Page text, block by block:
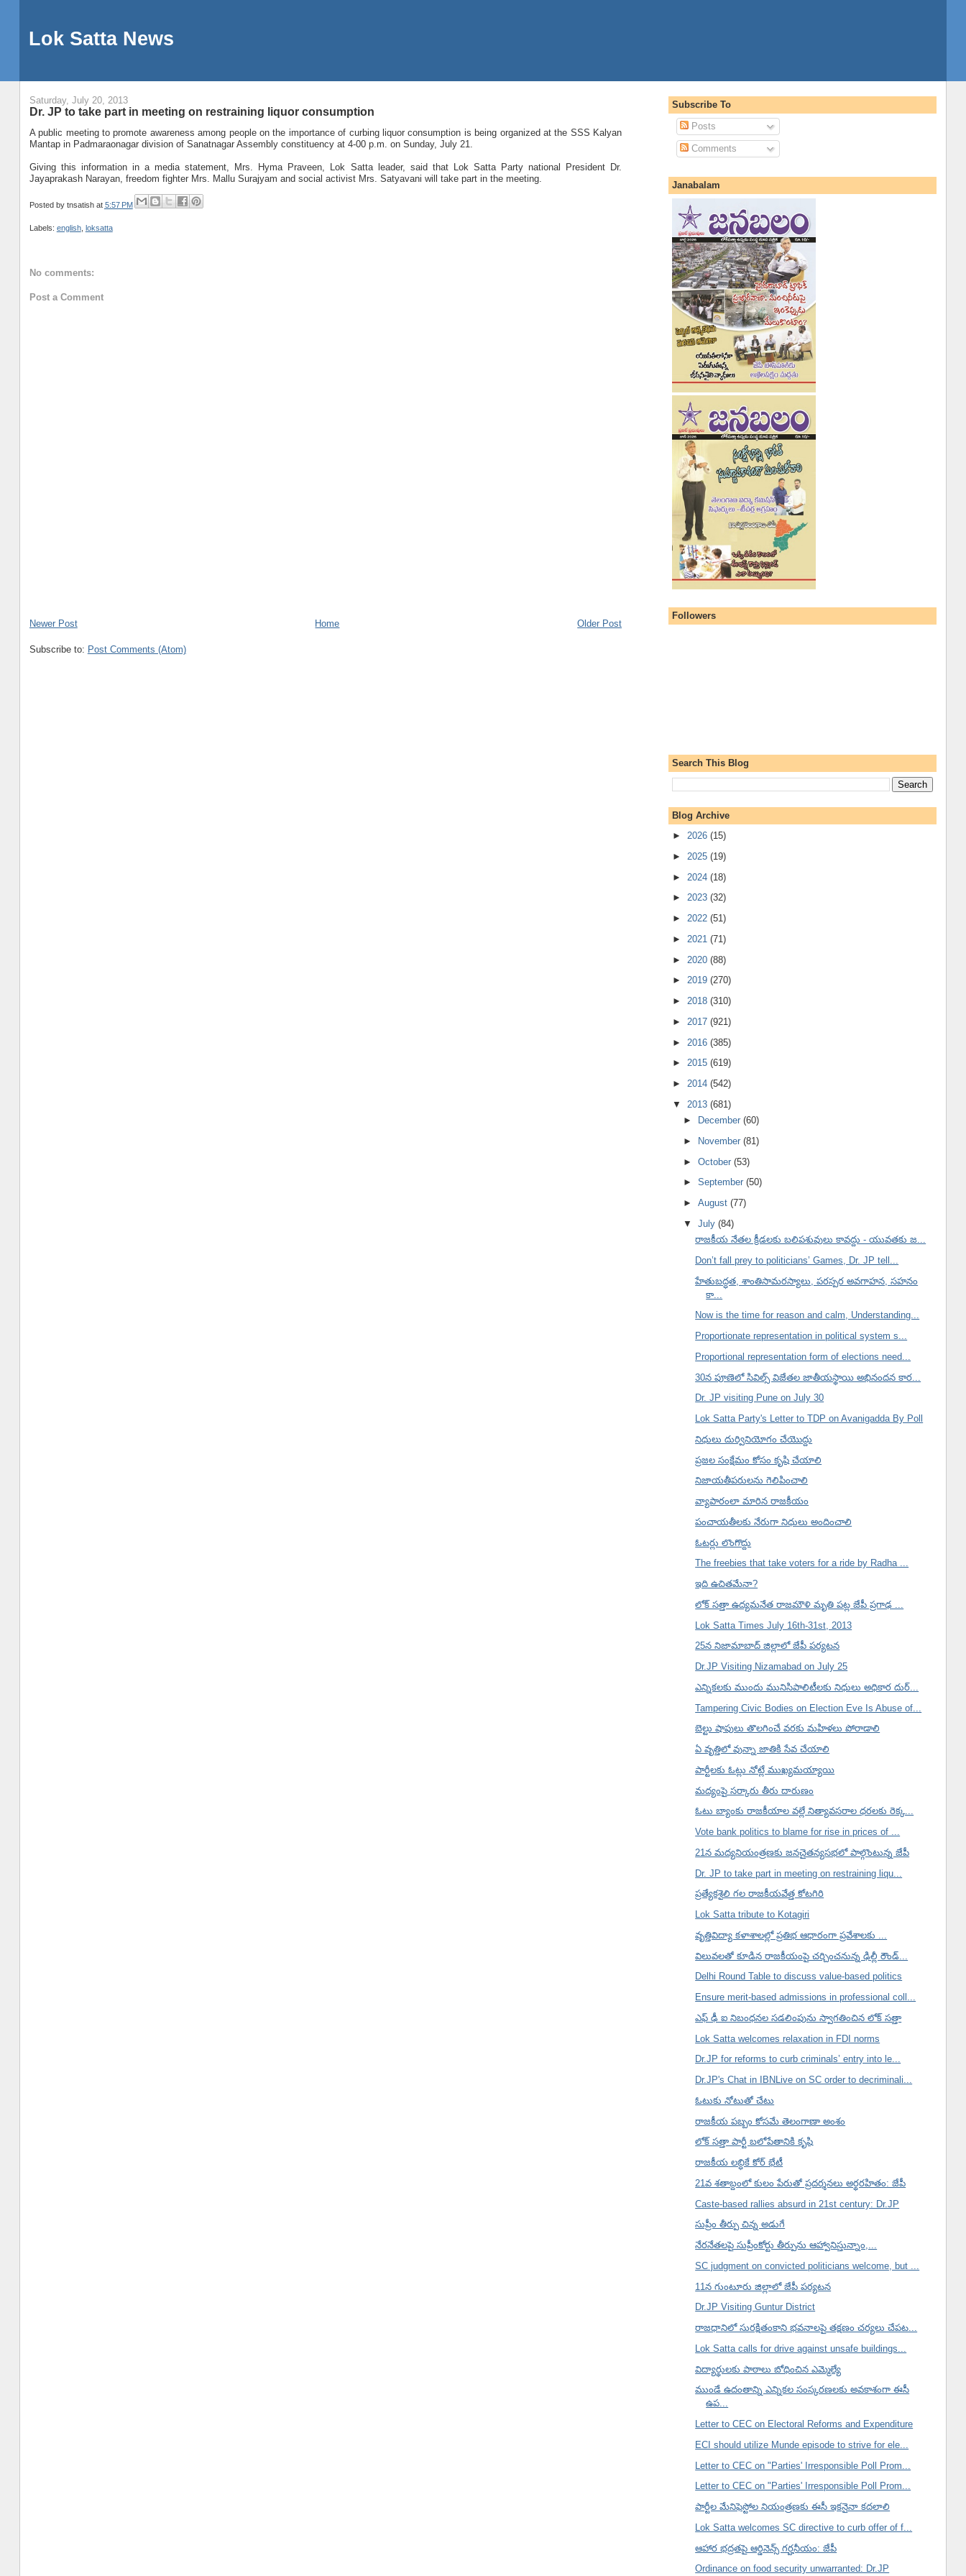
Lok Satta News
Saturday, July 20, 2013
Dr. JP to take part in meeting on restraining liquor consumption
A public meeting to promote awareness among people on the importance of curbing liquor consumption is being organized at the SSS Kalyan
Mantap in Padmaraonagar division of Sanatnagar Assembly constituency at 4-00 p.m. on Sunday, July 21.
Giving this information in a media statement, Mrs. Hyma Praveen, Lok Satta leader, said that Lok Satta Party national President Dr.
Jayaprakash Narayan, freedom fighter Mrs. Mallu Surajyam and social activist Mrs. Satyavani will take part in the meeting.
Posted by tnsatish at 5:57 PM
Labels: english, loksatta
No comments:
Post a Comment
Newer Post Older Post
Home
Subscribe to: Post Comments (Atom)
Subscribe To
Posts
Comments
Janabalam
Followers
Search This Blog
Blog Archive
► 2026 (15)
► 2025 (19)
► 2024 (18)
► 2023 (32)
► 2022 (51)
► 2021 (71)
► 2020 (88)
► 2019 (270)
► 2018 (310)
► 2017 (921)
► 2016 (385)
► 2015 (619)
► 2014 (542)
▼ 2013 (681)
►
December(60)
►
November(81)
►October(53)
►September(50)
►August(77)
▼July(84)
రాజకీయ నేతల క్రీడలకు బలిపశువులు కావద్దు - యువతకు జ...
Don’t fall prey to politicians’ Games, Dr. JP tell...
హేతుబద్ధత, శాంతిసామరస్యాలు, పరస్పర అవగాహన, సహనం
కా...
Now is the time for reason and calm, Understanding...
Proportionate representation in political system s...
Proportional representation form of elections need...
30న పూణెలో సివిల్స్ విజేతల జాతీయస్థాయి అభినందన కార...
Dr. JP visiting Pune on July 30
Lok Satta Party's Letter to TDP on Avanigadda By Poll
నిధులు దుర్వినియోగం చేయొద్దు
ప్రజల సంక్షేమం కోసం కృషి చేయాలి
నిజాయతీపరులను గెలిపించాలి
వ్యాపారంలా మారిన రాజకీయం
పంచాయతీలకు నేరుగా నిధులు అందించాలి
ఓటర్లు లొంగొద్దు
The freebies that take voters for a ride by Radha ...
ఇది ఉచితమేనా?
లోక్ సత్తా ఉద్యమనేత రాజమౌళి మృతి పట్ల జేపీ ప్రగాఢ ...
Lok Satta Times July 16th-31st, 2013
25న నిజామాబాద్ జిల్లాలో జేపీ పర్యటన
Dr.JP Visiting Nizamabad on July 25
ఎన్నికలకు ముందు మునిసిపాలిటీలకు నిధులు అధికార దుర్...
Tampering Civic Bodies on Election Eve Is Abuse of...
బెల్టు షాపులు తొలగించే వరకు మహిళలు పోరాడాలి
ఏ వృత్తిలో వున్నా జాతికి సేవ చేయాలి
పార్టీలకు ఓట్లు నోట్లే ముఖ్యమయ్యాయి
మద్యంపై సర్కారు తీరు దారుణం
ఓటు బ్యాంకు రాజకీయాల వల్లే నిత్యావసరాల ధరలకు రెక్క...
Vote bank politics to blame for rise in prices of ...
21న మద్యనియంత్రణకు జనచైతన్యసభలో పాల్గొంటున్న జేపీ
Dr. JP to take part in meeting on restraining liqu...
ప్రత్యేకశైలి గల రాజకీయవేత్త కోటగిరి
Lok Satta tribute to Kotagiri
వృత్తివిద్యా కళాశాలల్లో ప్రతిభ ఆధారంగా ప్రవేశాలకు ...
విలువలతో కూడిన రాజకీయంపై చర్చించనున్న ఢిల్లీ రౌండ్...
Delhi Round Table to discuss value-based politics
Ensure merit-based admissions in professional coll...
ఎఫ్ ఢీ ఐ నిబంధనల సడలింపును స్వాగతించిన లోక్ సత్తా
Lok Satta welcomes relaxation in FDI norms
Dr.JP for reforms to curb criminals’ entry into le...
Dr.JP's Chat in IBNLive on SC order to decriminali...
ఓటుకు నోటుతో చేటు
రాజకీయ పబ్బం కోసమే తెలంగాణా అంశం
లోక్ సత్తా పార్టీ బలోపేతానికి కృషి
రాజకీయ లబ్ధికే కోర్ భేటీ
21వ శతాబ్దంలో కులం పేరుతో ప్రదర్శనలు అర్థరహితం: జేపీ
Caste-based rallies absurd in 21st century: Dr.JP
సుప్రీం తీర్పు చిన్న అడుగే
నేరనేతలపై సుప్రీంకోర్టు తీర్పును ఆహ్వానిస్తున్నాం,...
SC judgment on convicted politicians welcome, but ...
11న గుంటూరు జిల్లాలో జేపీ పర్యటన
Dr.JP Visiting Guntur District
రాజధానిలో సురక్షితంకాని భవనాలపై తక్షణం చర్యలు చేపట...
Lok Satta calls for drive against unsafe buildings...
విద్యార్థులకు పాఠాలు బోధించిన ఎమ్మెల్యే
ముండే ఉదంతాన్ని ఎన్నికల సంస్కరణలకు అవకాశంగా ఈసీ
ఉప...
Letter to CEC on Electoral Reforms and Expenditure
ECI should utilize Munde episode to strive for ele...
Letter to CEC on "Parties' Irresponsible Poll Prom...
Letter to CEC on "Parties' Irresponsible Poll Prom...
పార్టీల మేనిఫెస్టోల నియంత్రణకు ఈసీ ఇకనైనా కదలాలి
Lok Satta welcomes SC directive to curb offer of f...
ఆహార భద్రతపై ఆర్డినెన్స్ గర్హనీయం: జేపీ
Ordinance on food security unwarranted: Dr.JP